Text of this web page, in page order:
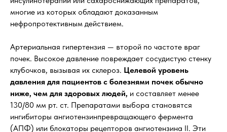
многие из которых обладают доказанным
нефропротективным действием.
Артериальная гипертензия — второй по частоте враг
почек. Высокое давление повреждает сосудистую стенку
клубочков, вызывая их склероз. Целевой уровень
давления для пациентов с болезнями почек обычно
ниже, чем для здоровых людей, и составляет менее
130/80 мм рт. ст. Препаратами выбора становятся
ингибиторы ангиотензинпревращающего фермента
(АПФ) или блокаторы рецепторов ангиотензина II. Эти